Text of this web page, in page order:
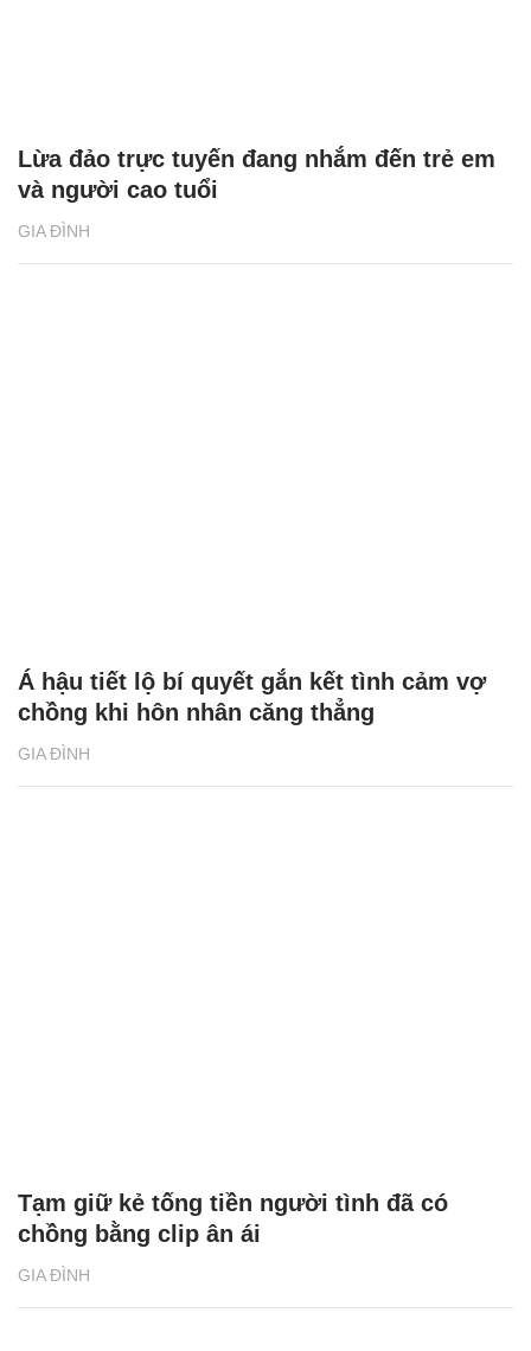
GIA ĐÌNH
Lừa đảo trực tuyến đang nhắm đến trẻ em
và người cao tuổi
GIA ĐÌNH
Á hậu tiết lộ bí quyết gắn kết tình cảm vợ
chồng khi hôn nhân căng thẳng
GIA ĐÌNH
Tạm giữ kẻ tống tiền người tình đã có
chồng bằng clip ân ái